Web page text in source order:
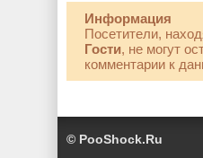
Информация
Посетители,
Гости, не могут
комментарии к
© PooShock.Ru